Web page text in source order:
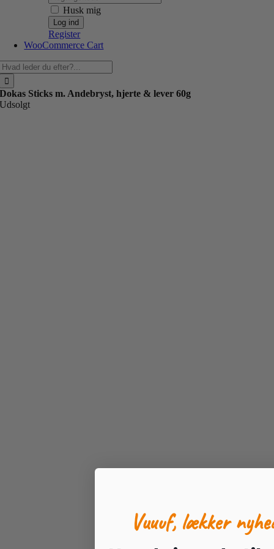
Husk mig
Register
WooCommerce Cart
Dokas Sticks m. Andebryst, hjerte & lever 60g
Udsolgt
Vuuuf, lækker